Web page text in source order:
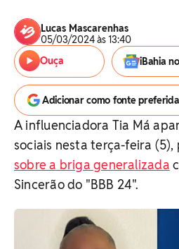
Lucas Mascarenhas
05/03/2024 às 13:40
Ouça
iBahia
Adicionar como fonte
A influenciadora Tia Má
sociais nesta terça-feira
sobre a briga generalizada
Sincerão do "BBB 24".